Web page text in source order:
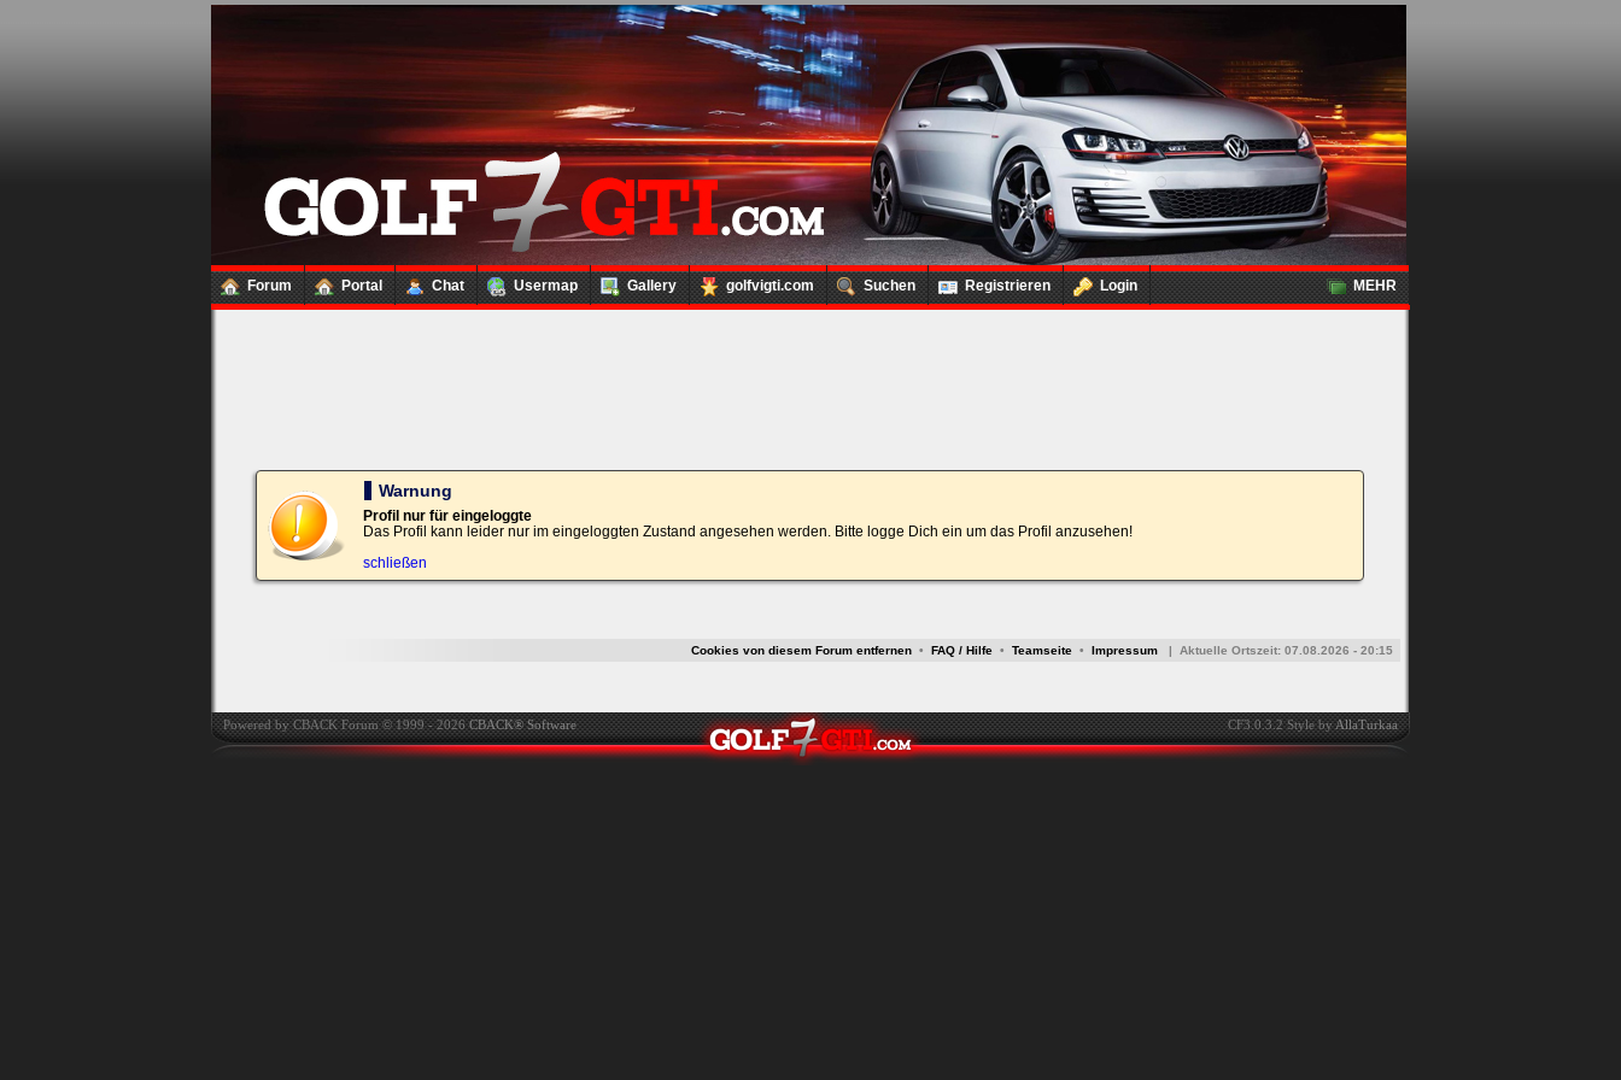
Forum Portal Chat Usermap Gallery golfvigti.com Suchen Registrieren Login MEHR
Loginbox
Trage
bitte
in
die
nachfolgenden
Felder
Deinen
Benutzernamen
und
Kennwort
ein,
um
Bei jedem Besuch
automatisch einloggen.
Warnung
Profil nur für eingeloggte
Das Profil kann leider nur im eingeloggten Zustand angesehen werden. Bitte logge Dich ein um das Profil anzusehen!
schließen
Cookies von diesem Forum entfernen • FAQ / Hilfe • Teamseite • Impressum | Aktuelle Ortszeit: 07.08.2026 - 20:15
Powered by CBACK Forum © 1999 - 2026CBACK® Software CF3.0.3.2 Style byAllaTurkaa